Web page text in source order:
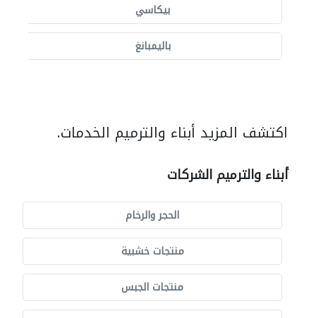
بيكاسي
باليمبانغ
اكتشف المزيد أبناء والترميم الخدمات.
أبناء والترميم الشركات
الحجر والرخام
منتجات خشبية
منتجات الجبس